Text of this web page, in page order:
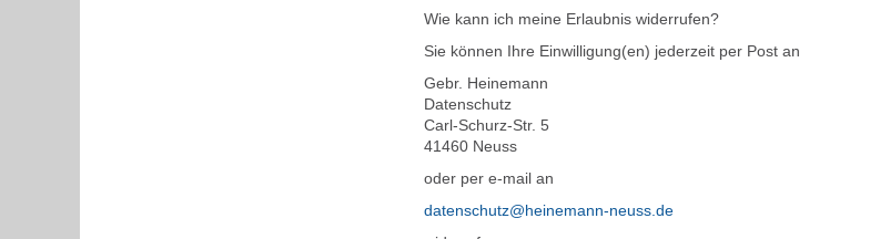
Wie kann ich meine Erlaubnis widerrufen?
Sie können Ihre Einwilligung(en) jederzeit per Post an
Gebr. Heinemann
Datenschutz
Carl-Schurz-Str. 5
41460 Neuss
oder per e-mail an
datenschutz@heinemann-neuss.de